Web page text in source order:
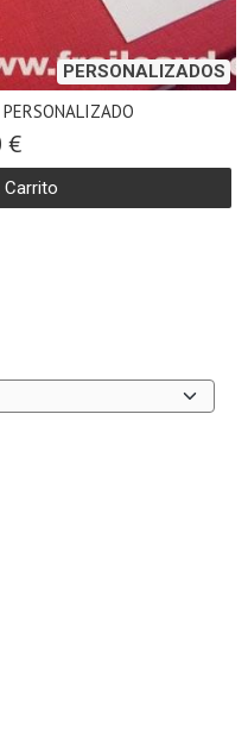
PERSONALIZADOS
€
Carrito